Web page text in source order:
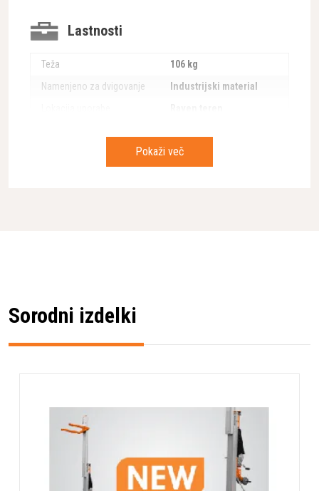
Lastnosti
Teža
106 kg
Namenjeno za dvigovanje
Industrijski material
408 kg
Pokaži več
Sorodni izdelki